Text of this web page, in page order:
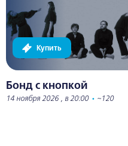
Бонд с кнопкой
14 ноября 2026 , в 20:00 • ~120
Купить